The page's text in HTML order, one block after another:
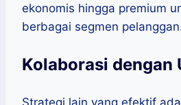
ekonomis hingga premium
berbagai segmen
Kolaborasi dengan
Strategi lain yang efektif